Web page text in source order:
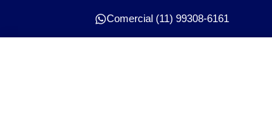
Comercial (11) 99308-6161